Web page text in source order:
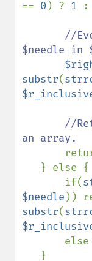
== 0 ) ? 1 :
//
$needle in
substr(
//
an array.
       if(
$needle ))
substr(